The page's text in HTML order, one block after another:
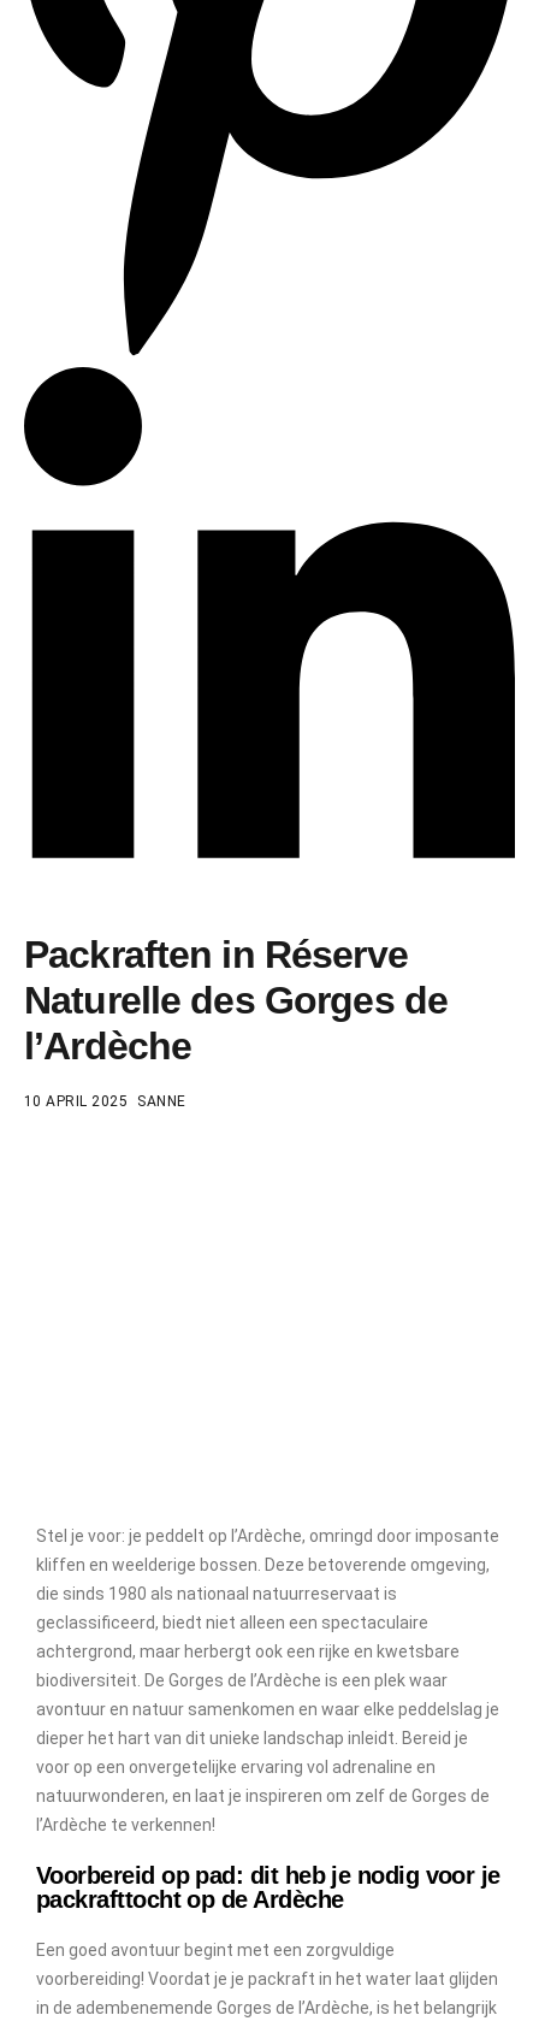
Packraften in Réserve
Naturelle des Gorges de
l’Ardèche
10 APRIL 2025 SANNE
Stel je voor: je peddelt op l’Ardèche, omringd door imposante
kliffen en weelderige bossen. Deze betoverende omgeving,
die sinds 1980 als nationaal natuurreservaat is
geclassificeerd, biedt niet alleen een spectaculaire
achtergrond, maar herbergt ook een rijke en kwetsbare
biodiversiteit. De Gorges de l’Ardèche is een plek waar
avontuur en natuur samenkomen en waar elke peddelslag je
dieper het hart van dit unieke landschap inleidt. Bereid je
voor op een onvergetelijke ervaring vol adrenaline en
natuurwonderen, en laat je inspireren om zelf de Gorges de
l’Ardèche te verkennen!
Voorbereid op pad: dit heb je nodig voor je
packrafttocht op de Ardèche
Een goed avontuur begint met een zorgvuldige
voorbereiding! Voordat je je packraft in het water laat glijden
in de adembenemende Gorges de l’Ardèche, is het belangrijk